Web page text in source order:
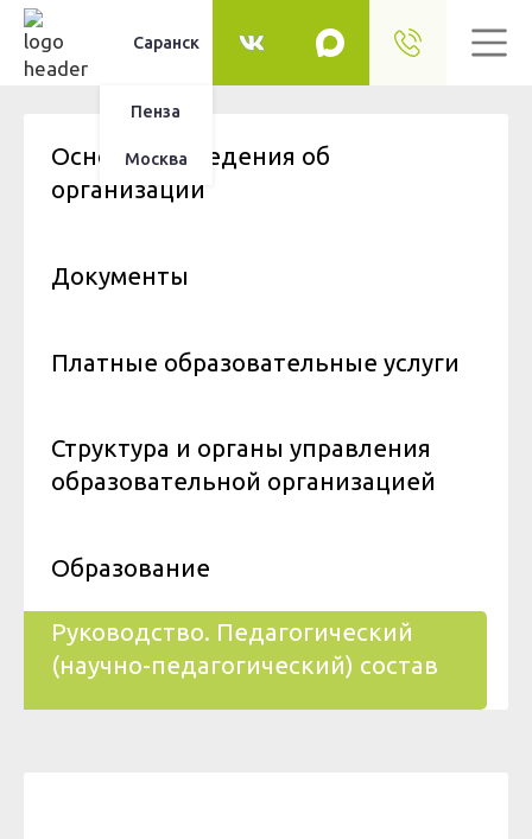
Саранск
Пенза
Москва
Основные сведения об
организации
Документы
Платные образовательные услуги
Структура и органы управления
образовательной организацией
Образование
Руководство. Педагогический
(научно-педагогический) состав